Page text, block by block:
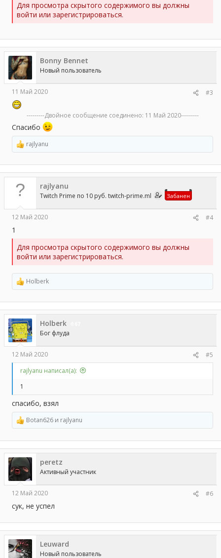
Для просмотра скрытого содержимого вы должны
войти или зарегистрироваться.
Bonny Bennet
Новый пользователь
11 Май 2020 #3
---------Двойное сообщение соединено: 11 Май 2020---------
Спасибо
Р
е
а
к
ц
и
и
rajlyanu
rajlyanu
Twitch Prime по 10 руб. twitch-prime.ml Забанен
12 Май 2020 #4
1
Для просмотра скрытого содержимого вы должны
войти или зарегистрироваться.
Р
е
а
к
ц
и
и
:
Holberk
Holberk
Бог флуда
12 Май 2020
#5
rajlyanu написал(а):
1
спасибо, взял
Р
е
а
к
ц
и
:
Botan626 и rajlyanu
peretz
Активный участник
12 Май 2020 #6
cук, не успел
Leuward
Новый пользователь